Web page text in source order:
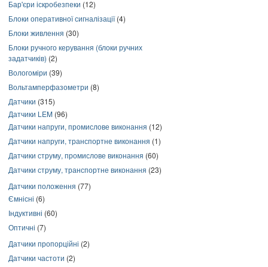
Бар'єри іскробезпеки (12)
Блоки оперативної сигналізації(4)
Блоки живлення (30)
Блоки ручного керування (блоки ручних
задатчиків) (2)
Вологоміри (39)
Вольтамперфазометри (8)
Датчики (315)
Датчики LEM (96)
Датчики напруги, промислове виконання (12)
Датчики напруги, транспортне виконання (1)
Датчики струму, промислове виконання (60)
Датчики струму, транспортне виконання (23)
Датчики положення (77)
Ємнісні (6)
Індуктивні (60)
Оптичні (7)
Датчики пропорційні (2)
Датчики частоти (2)